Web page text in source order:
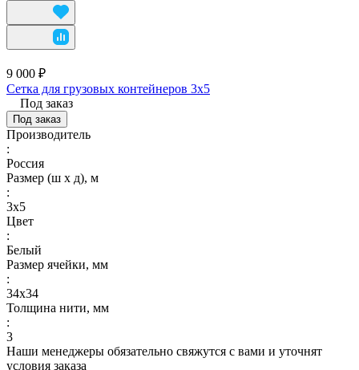
9 000 ₽
Сетка для грузовых контейнеров 3х5
Под заказ
Под заказ
Производитель
:
Россия
Размер (ш х д), м
:
3х5
Цвет
:
Белый
Размер ячейки, мм
:
34х34
Толщина нити, мм
:
3
Наши менеджеры обязательно свяжутся с вами и уточнят
условия заказа